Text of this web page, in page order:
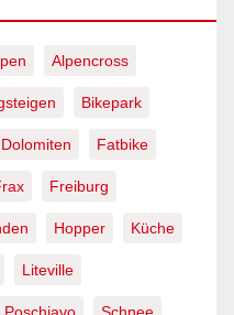
Alpencross
Bikepark
Dolomiten Fatbike
Freiburg
Hopper Küche
Liteville